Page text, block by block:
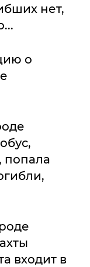
нет,
о
попала
входит в